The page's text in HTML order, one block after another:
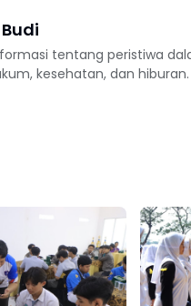
tentang peristiwa
kesehatan, dan hiburan.